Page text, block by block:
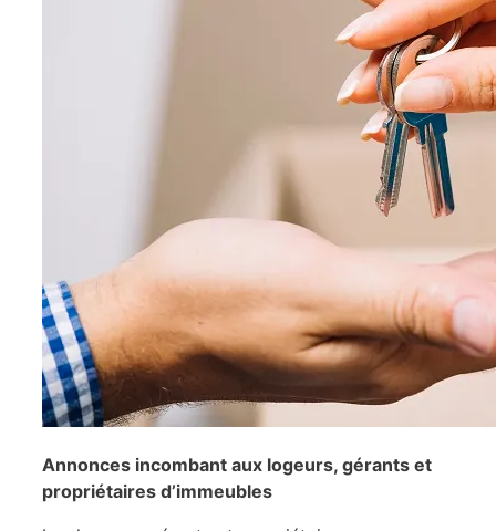
Annonces incombant aux logeurs, gérants et
propriétaires d’immeubles